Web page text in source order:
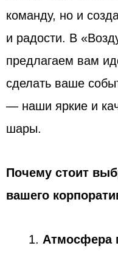
команду, но и
и радости. В
предлагаем вам
сделать ваше
— наши яркие и
шары.
Почему стоит
вашего
Атмосфера